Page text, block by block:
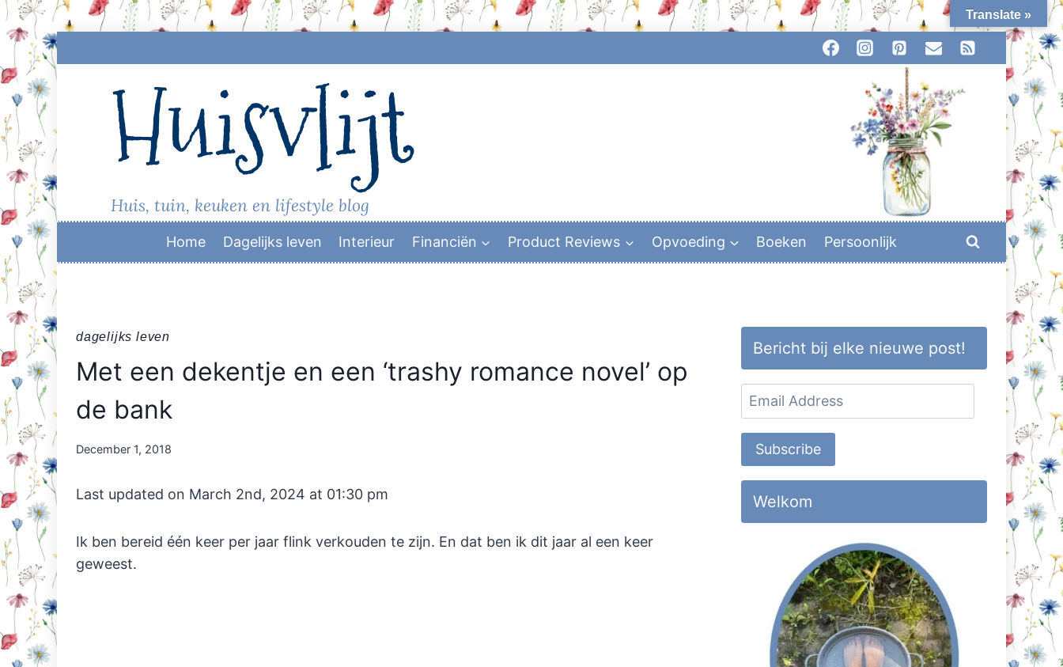
Skip
to
Huisvlijt
Huis, tuin, keuken en lifestyle blog
Home Dagelijks leven Interieur Financiën Product Reviews Opvoeding Boeken Persoonlijk
dagelijks leven
Met een dekentje en een ‘trashy romance novel’ op
de bank
By
December 1, 2018
Last updated on March 2nd, 2024 at 01:30 pm
Ik ben bereid één keer per jaar flink verkouden te zijn. En dat ben ik dit jaar al een keer
geweest.
Bericht bij elke nieuwe post!
Email
Address
Subscribe
Welkom
Translate »